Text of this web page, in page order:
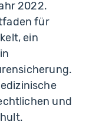
2022.
für
ein
und